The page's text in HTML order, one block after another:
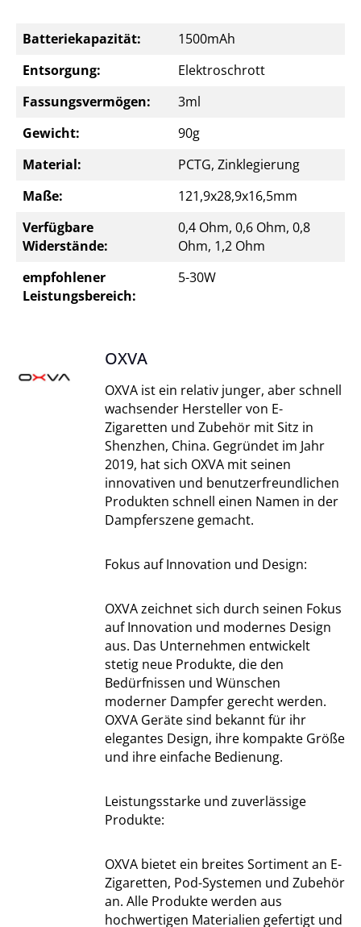
Batteriekapazität:
1500mAh
Entsorgung:
Elektroschrott
Fassungsvermögen:
3ml
Gewicht:
90g
Material:
PCTG, Zinklegierung
Maße:
121,9x28,9x16,5mm
Verfügbare
Widerstände:
0,4 Ohm, 0,6 Ohm, 0,8
Ohm, 1,2 Ohm
empfohlener
Leistungsbereich:
5-30W
OXVA
OXVA ist ein relativ junger, aber schnell
wachsender Hersteller von E-
Zigaretten und Zubehör mit Sitz in
Shenzhen, China. Gegründet im Jahr
2019, hat sich OXVA mit seinen
innovativen und benutzerfreundlichen
Produkten schnell einen Namen in der
Dampferszene gemacht.
Fokus auf Innovation und Design:
OXVA zeichnet sich durch seinen Fokus
auf Innovation und modernes Design
aus. Das Unternehmen entwickelt
stetig neue Produkte, die den
Bedürfnissen und Wünschen
moderner Dampfer gerecht werden.
OXVA Geräte sind bekannt für ihr
elegantes Design, ihre kompakte Größe
und ihre einfache Bedienung.
Leistungsstarke und zuverlässige
Produkte:
OXVA bietet ein breites Sortiment an E-
Zigaretten, Pod-Systemen und Zubehör
an. Alle Produkte werden aus
hochwertigen Materialien gefertigt und